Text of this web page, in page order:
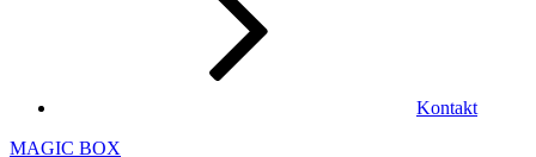
Kontakt
MAGIC BOX